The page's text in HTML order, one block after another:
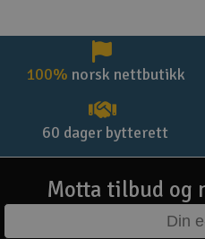
100% norsk nettbutikk
60 dager bytterett
Motta tilbud og